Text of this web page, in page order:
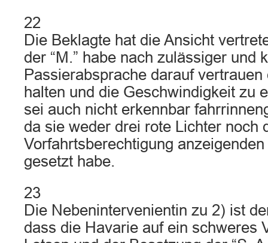
22
Die Beklagte hat die Ansicht
der “M.” habe nach zulässiger und
Passierabsprache darauf
halten und die Geschwindigkeit zu
sei auch nicht erkennbar
da sie weder drei rote Lichter noch
Vorfahrtsberechtigung
gesetzt habe.
23
Die Nebenintervenientin zu 2) ist
dass die Havarie auf ein schweres